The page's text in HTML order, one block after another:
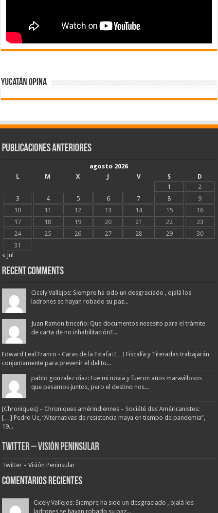
Yucatán Opina
Publicaciones Anteriores
agosto 2026
L
M X J V S
D
1
2
3
4 5 6 7 8
9
10
11 12 13 14 15
16
17
18 19 20 21 22
23
24
25 26 27 28 29
30
31
« Jul
Recent Comments
Cicely Vallejos: Siempre ha sido un desgraciado , ojalá los
ladrones se hayan robado su paz...
Juan Ramon briceño: Que documentos nesesito para el trámite
de carta de no inhabilitación?...
Edward Leal Franco - Caras de la Estafa: […] Fiscalía y Titeradas trabajarán
conjuntamente para prevenir el delito...
pablo gonzalez diaz: Fue mi novia y fueron años maravillosos
que pasamos juntos, pero el destino nos...
[Chroniques] – Chroniques amérindiennes – Société des Américanistes:
[…] Pedro Uc, “Alternativas de resistencia maya en tiempo de pandemia”,
19...
Twitter – Visión Peninsular
Twitter – Visión Peninsular
Comentarios Recientes
Cicely Vallejos: Siempre ha sido un desgraciado , ojalá los
ladrones se hayan robado su paz...